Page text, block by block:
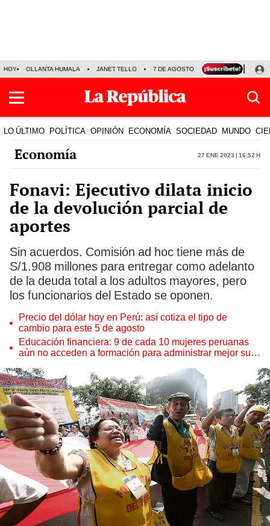
HOY OLLANTA HUMALA JANET TELLO 7 DE AGOSTO TINKA RESULTADOS
LO ÚLTIMO POLÍTICA OPINIÓN ECONOMÍA SOCIEDAD MUNDO
Economía 27 Ene 2023 | 16:52 h
Fonavi: Ejecutivo dilata inicio
de la devolución parcial de
aportes
Sin acuerdos. Comisión ad hoc tiene más de
S/1.908 millones para entregar como adelanto
de la deuda total a los adultos mayores, pero
los funcionarios del Estado se oponen.
Precio del dólar hoy en Perú: así cotiza el tipo de
cambio para este 5 de agosto
Educación financiera: 9 de cada 10 mujeres peruanas
aún no acceden a formación para administrar mejor su